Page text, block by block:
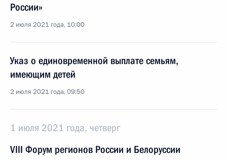
России»
2 июля 2021 года, 10:00
Указ о единовременной выплате семьям,
имеющим детей
2 июля 2021 года, 09:50
1 июля 2021 года, четверг
VIII Форум регионов России и Белоруссии